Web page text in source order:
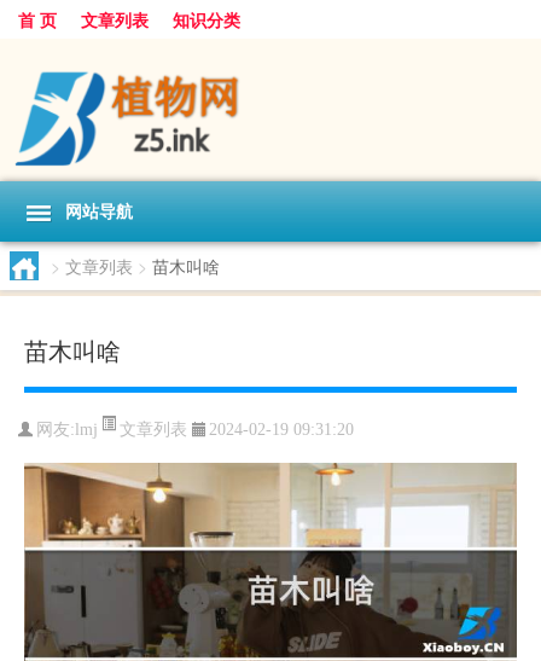
首 页 文章列表 知识分类
网站导航
> 文章列表 > 苗木叫啥
苗木叫啥
网友:lmj 文章列表 2024-02-19 09:31:20